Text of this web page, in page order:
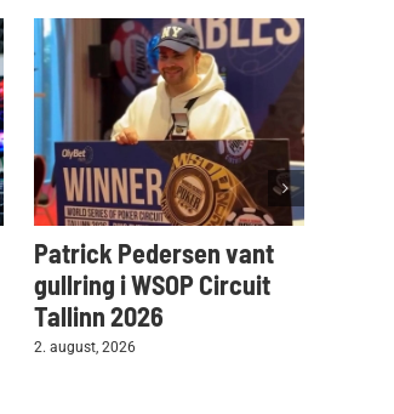
Patrick Pedersen vant
gullring i WSOP Circuit
Tallinn 2026
2. august, 2026